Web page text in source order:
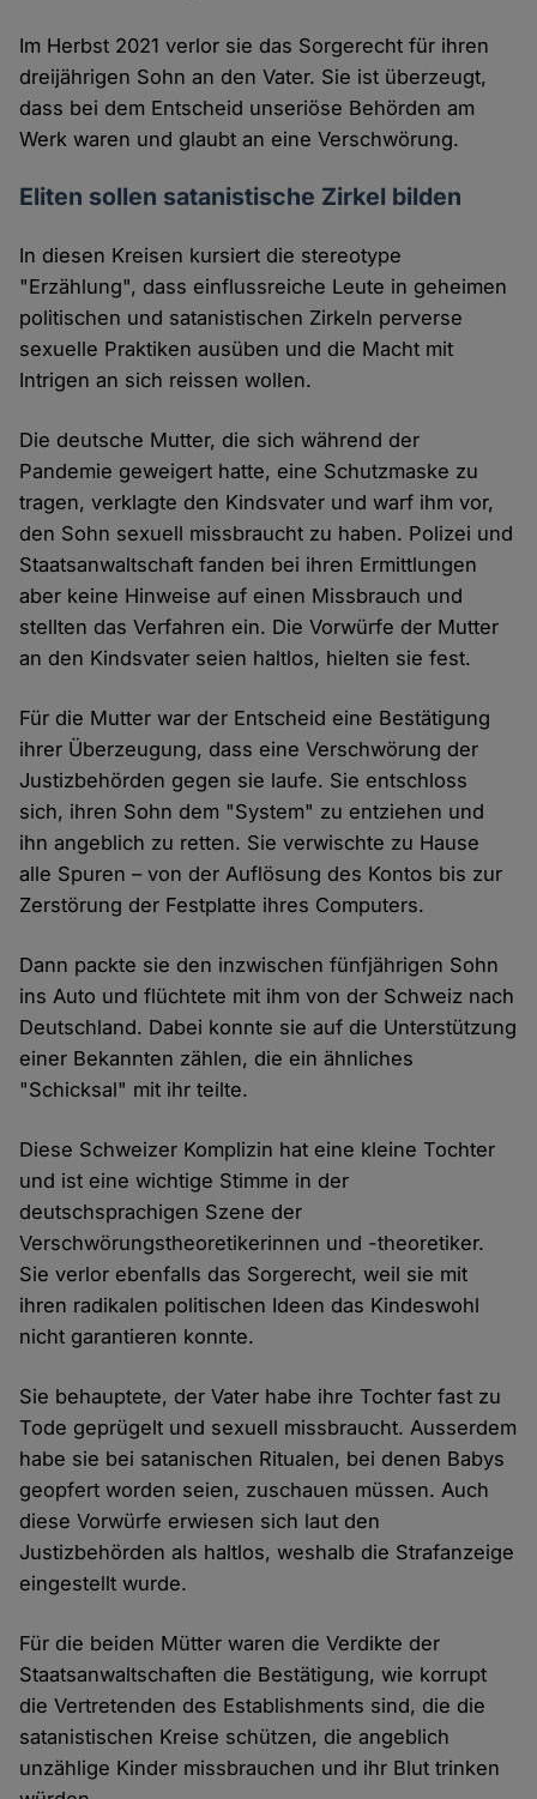
Im Herbst 2021 verlor sie das Sorgerecht für ihren
dreijährigen Sohn an den Vater. Sie ist überzeugt,
dass bei dem Entscheid unseriöse Behörden am
Werk waren und glaubt an eine Verschwörung.
Eliten sollen satanistische Zirkel bilden
In diesen Kreisen kursiert die stereotype
"Erzählung", dass einflussreiche Leute in geheimen
politischen und satanistischen Zirkeln perverse
sexuelle Praktiken ausüben und die Macht mit
Intrigen an sich reissen wollen.
Die deutsche Mutter, die sich während der
Pandemie geweigert hatte, eine Schutzmaske zu
tragen, verklagte den Kindsvater und warf ihm vor,
den Sohn sexuell missbraucht zu haben. Polizei und
Staatsanwaltschaft fanden bei ihren Ermittlungen
aber keine Hinweise auf einen Missbrauch und
stellten das Verfahren ein. Die Vorwürfe der Mutter
an den Kindsvater seien haltlos, hielten sie fest.
Für die Mutter war der Entscheid eine Bestätigung
ihrer Überzeugung, dass eine Verschwörung der
Justizbehörden gegen sie laufe. Sie entschloss
sich, ihren Sohn dem "System" zu entziehen und
ihn angeblich zu retten. Sie verwischte zu Hause
alle Spuren – von der Auflösung des Kontos bis zur
Zerstörung der Festplatte ihres Computers.
Dann packte sie den inzwischen fünfjährigen Sohn
ins Auto und flüchtete mit ihm von der Schweiz nach
Deutschland. Dabei konnte sie auf die Unterstützung
einer Bekannten zählen, die ein ähnliches
"Schicksal" mit ihr teilte.
Diese Schweizer Komplizin hat eine kleine Tochter
und ist eine wichtige Stimme in der
deutschsprachigen Szene der
Verschwörungstheoretikerinnen und -theoretiker.
Sie verlor ebenfalls das Sorgerecht, weil sie mit
ihren radikalen politischen Ideen das Kindeswohl
nicht garantieren konnte.
Sie behauptete, der Vater habe ihre Tochter fast zu
Tode geprügelt und sexuell missbraucht. Ausserdem
habe sie bei satanischen Ritualen, bei denen Babys
geopfert worden seien, zuschauen müssen. Auch
diese Vorwürfe erwiesen sich laut den
Justizbehörden als haltlos, weshalb die Strafanzeige
eingestellt wurde.
Für die beiden Mütter waren die Verdikte der
Staatsanwaltschaften die Bestätigung, wie korrupt
die Vertretenden des Establishments sind, die die
satanistischen Kreise schützen, die angeblich
unzählige Kinder missbrauchen und ihr Blut trinken